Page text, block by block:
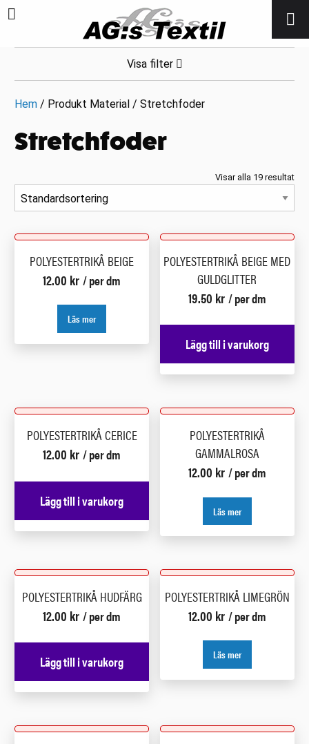
Visa filter
Hem / Produkt Material / Stretchfoder
Stretchfoder
Visar alla 19 resultat
POLYESTERTRIKÅ BEIGE
12.00 kr / per dm
Läs mer
POLYESTERTRIKÅ BEIGE MED
GULDGLITTER
19.50 kr / per dm
Lägg till i varukorg
POLYESTERTRIKÅ CERICE
12.00 kr / per dm
Lägg till i varukorg
POLYESTERTRIKÅ
GAMMALROSA
12.00 kr / per dm
Läs mer
POLYESTERTRIKÅ HUDFÄRG
12.00 kr / per dm
Lägg till i varukorg
POLYESTERTRIKÅ LIMEGRÖN
12.00 kr / per dm
Läs mer